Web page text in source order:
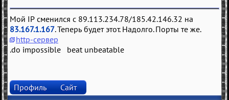
Мой IP сменился с 89.113.234.78/185.42.146.32 на
83.167.1.167. Теперь будет этот. Надолго. Порты те же.
http-сервер
.do impossible beat unbeatable
Профиль Сайт